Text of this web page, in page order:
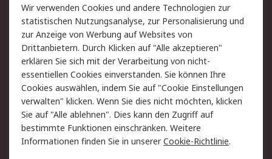
Rücksendung/Entsorgung Kontakt
Hilfe
Rechtliches
RS Verkaufs- und
Lieferbedingungen
Datenschutz
Cookie-Richtlinie
Zahlungsbedingungen
Impressum
Webseite Konditionen
Wir verwenden Cookies und andere Technologien zur
statistischen Nutzungsanalyse, zur Personalisierung und
zur Anzeige von Werbung auf Websites von
Drittanbietern. Durch Klicken auf "Alle akzeptieren"
erklären Sie sich mit der Verarbeitung von nicht-
essentiellen Cookies einverstanden. Sie können Ihre
Cookies auswählen, indem Sie auf "Cookie Einstellungen
verwalten" klicken. Wenn Sie dies nicht möchten, klicken
Sie auf "Alle ablehnen". Dies kann den Zugriff auf
bestimmte Funktionen einschränken. Weitere
Informationen finden Sie in unsererCookie-Richtlinie.